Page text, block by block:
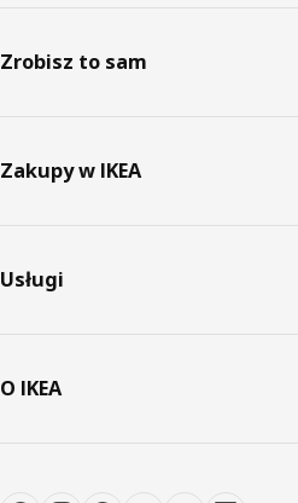
Zrobisz to sam
Zakupy w IKEA
Usługi
O IKEA